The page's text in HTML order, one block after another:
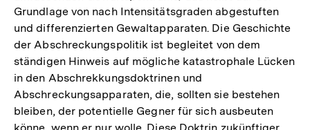
Grundlage von nach Intensitätsgraden abgestuften
und differenzierten Gewaltapparaten. Die Geschichte
der Abschreckungspolitik ist begleitet von dem
ständigen Hinweis auf mögliche katastrophale Lücken
in den Abschrekkungsdoktrinen und
Abschreckungsapparaten, die, sollten sie bestehen
bleiben, der potentielle Gegner für sich ausbeuten